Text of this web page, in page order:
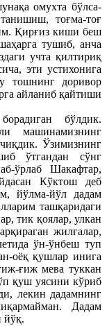
омухта бўлса-
тоғма-тоғ
Қирғиз киши беш
тушиб, анча
учта қилтириқ
эти устихонига
тошнинг доривор
айланиб қайтиши
бўлдик.
машинамизнинг
Ўзимизнинг
ўтгандан сўнг
ўрлаб Шакафтар,
Кўктош деб
йўлма-йўл дадам
ташқаридаги
тик қоялар, улкан
жилғалар,
ўн-ўнбеш туп
оёқ қушлар инига
ғиж мева туккан
қуш уясини кўриб
лекин дадамнинг
Дадам
йўқ.